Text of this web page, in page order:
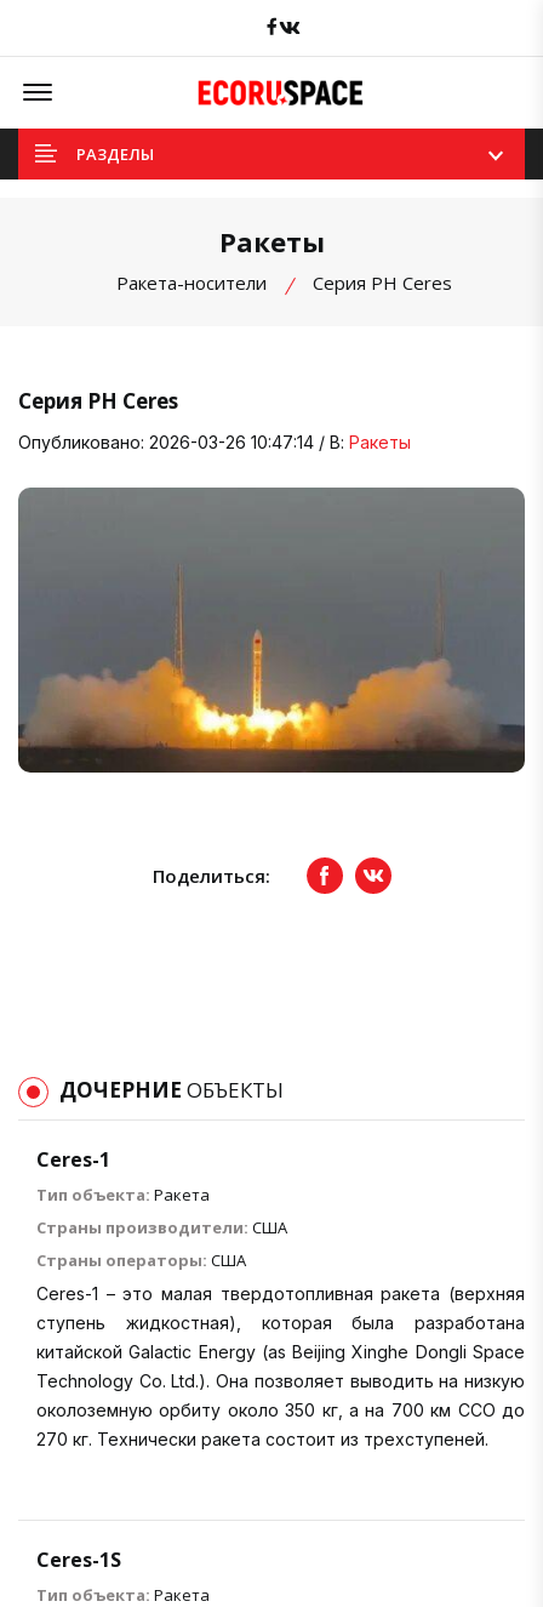
Facebook
Offcanvas Menu Open
РАЗДЕЛЫ
Ракеты
Ракета-носители Серия РН Сeres
Серия РН Сeres
Опубликовано: 2026-03-26 10:47:14 / В: Ракеты
Поделиться: FacebookвКонтакте
ДОЧЕРНИЕ ОБЪЕКТЫ
Ceres-1
Тип объекта: Ракета
Страны производители: США
Страны операторы: США
Ceres-1 – это малая твердотопливная ракета (верхняя
ступень жидкостная), которая была разработана
китайской Galactic Energy (as Beijing Xinghe Dongli Space
Technology Co. Ltd.). Она позволяет выводить на низкую
околоземную орбиту около 350 кг, а на 700 км ССО до
270 кг. Технически ракета состоит из трехступеней.
Ceres-1S
Тип объекта: Ракета